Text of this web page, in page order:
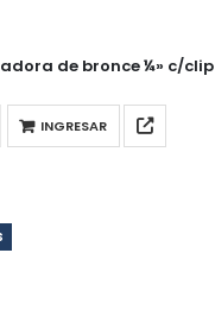
de bronce ¼» c/clip
INGRESAR